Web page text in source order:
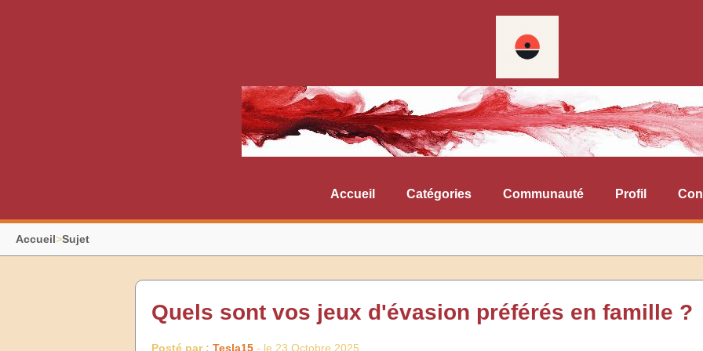
Accueil Catégories Communauté Profil
Accueil>Sujet
Quels sont vos jeux d'évasion préférés en famille ?
Posté par : Tesla15 - le 23 Octobre 2025